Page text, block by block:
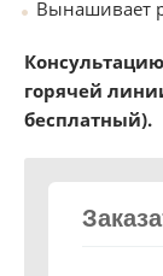
Вынашивает
Консультацию
горячей
бесплатный).